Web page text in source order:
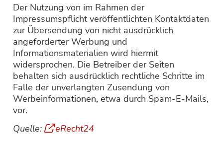
Der Nutzung von im Rahmen der
Impressumspflicht veröffentlichten Kontaktdaten
zur Übersendung von nicht ausdrücklich
angeforderter Werbung und
Informationsmaterialien wird hiermit
widersprochen. Die Betreiber der Seiten
behalten sich ausdrücklich rechtliche Schritte im
Falle der unverlangten Zusendung von
Werbeinformationen, etwa durch Spam-E-Mails,
vor.
Quelle:
eRecht24